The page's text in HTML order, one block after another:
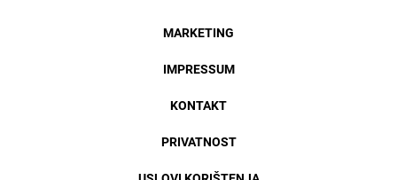
MARKETING
IMPRESSUM
KONTAKT
PRIVATNOST